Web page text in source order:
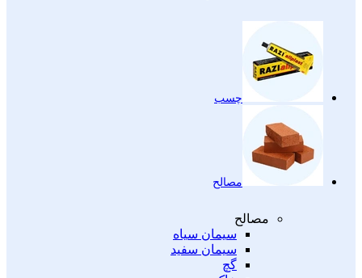
چسب
مصالح
مصالح
سیمان سیاه
سیمان سفید
گچ